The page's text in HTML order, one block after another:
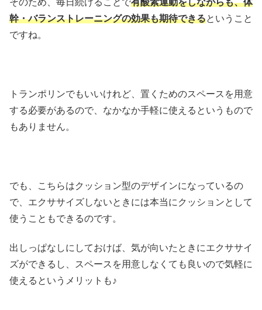
そのため、毎日続けることで有酸素運動をしながらも、体
幹・バランストレーニングの効果も期待できるということ
ですね。
トランポリンでもいいけれど、置くためのスペースを用意
する必要があるので、なかなか手軽に使えるというもので
もありません。
でも、こちらはクッション型のデザインになっているの
で、エクササイズしないときには本当にクッションとして
使うこともできるのです。
出しっぱなしにしておけば、気が向いたときにエクササイ
ズができるし、スペースを用意しなくても良いので気軽に
使えるというメリットも♪